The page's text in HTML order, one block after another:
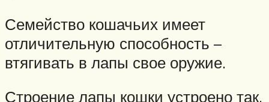
Семейство кошачьих имеет
отличительную способность –
втягивать в лапы свое оружие.
Строение лапы кошки устроено так,